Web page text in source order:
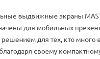
выдвижные экраны
для мобильных
решением для тех, кто много
своему